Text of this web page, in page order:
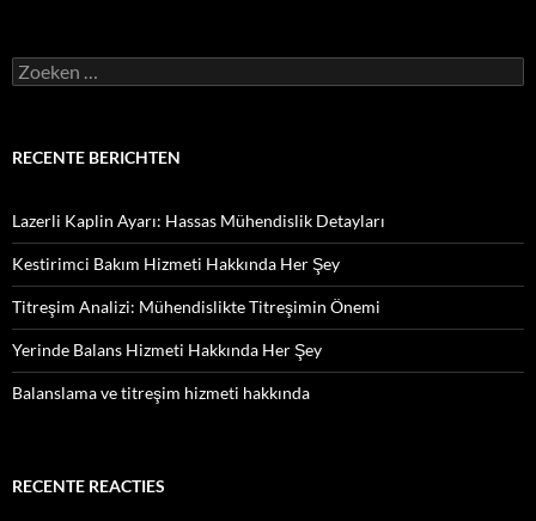
Zoeken
naar:
RECENTE BERICHTEN
Lazerli Kaplin Ayarı: Hassas Mühendislik Detayları
Kestirimci Bakım Hizmeti Hakkında Her Şey
Titreşim Analizi: Mühendislikte Titreşimin Önemi
Yerinde Balans Hizmeti Hakkında Her Şey
Balanslama ve titreşim hizmeti hakkında
RECENTE REACTIES